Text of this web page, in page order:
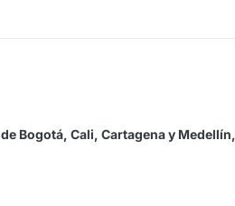
Bogotá, Cali, Cartagena y Medellín,